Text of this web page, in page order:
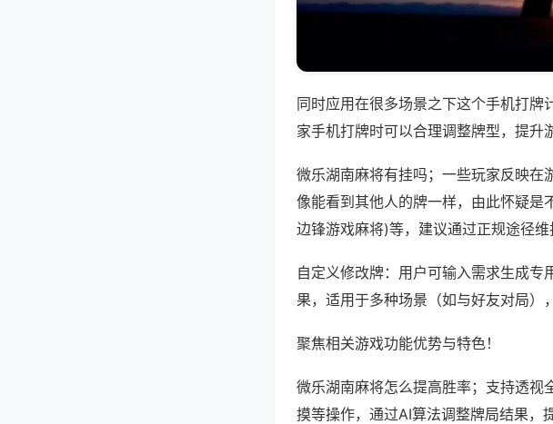
同时应用在很多场景之下这个手机打牌
家手机打牌时可以合理调整牌型，提升
微乐湖南麻将有挂吗；一些玩家反映在
像能看到其他人的牌一样，由此怀疑是
边锋游戏麻将)等，建议通过正规途径维
自定义修改牌：用户可输入需求生成专
果，适用于多种场景（如与好友对局）
聚焦相关游戏功能优势与特色！
微乐湖南麻将怎么提高胜率；支持透视
摸等操作，通过AI算法调整牌局结果，